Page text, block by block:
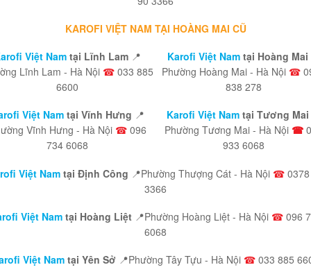
KAROFI VIỆT NAM TẠI HOÀNG MAI CŨ
Việt Nam tại Lĩnh Lam 📍
Lĩnh Lam - Hà Nội ☎033 885
6600
Karofi Việt Namtại Hoàng Mai
Phường Hoàng Mai - Hà Nội ☎
838 278
Việt Namtại Vĩnh Hưng 📍
Vĩnh Hưng - Hà Nội ☎096
734 6068
Karofi Việt Namtại Tương Mai
Phường Tương Mai - Hà Nội ☎
933 6068
Việt Nam tại Định Công 📍Phường Thượng Cát - Hà Nội ☎
3366
Việt Namtại Hoàng Liệt 📍Phường Hoàng Liệt - Hà Nội ☎096
6068
Việt Nam tại Yên Sở 📍Phường Tây Tựu - Hà Nội ☎ 033 885